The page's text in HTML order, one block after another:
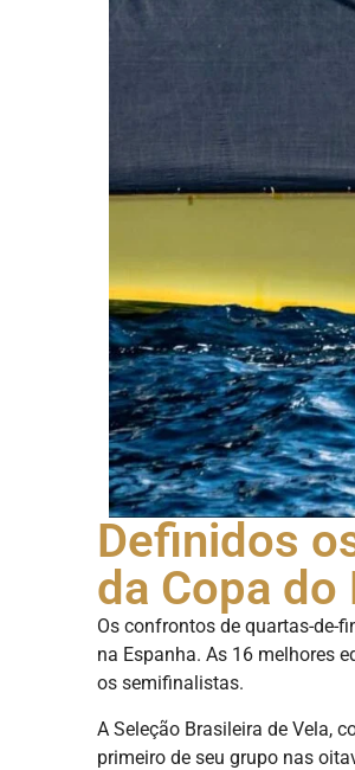
Definidos
da Copa do
Os confrontos de quartas-de-
na Espanha. As 16 melhores
os semifinalistas.
A Seleção Brasileira de Vela,
primeiro de seu grupo nas